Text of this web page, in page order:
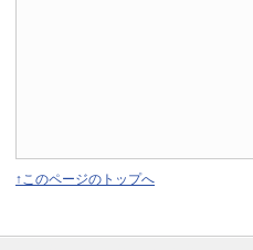
↑このページのトップへ